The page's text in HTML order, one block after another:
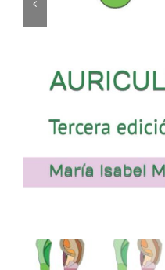
Material
Material de
enseñanza